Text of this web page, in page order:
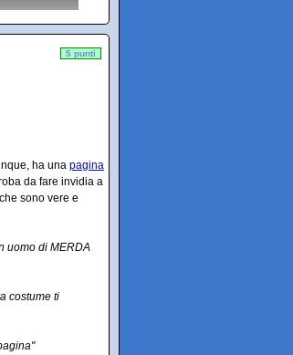
5 punti
ha una pagina
da fare invidia a
sono vere e
uomo di MERDA
costume ti